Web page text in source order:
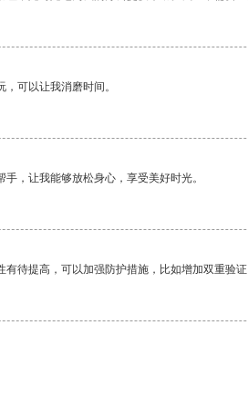
可以让我消磨时间。
，让我能够放松身心，享受美好时光。
有待提高，可以加强防护措施，比如增加双重验